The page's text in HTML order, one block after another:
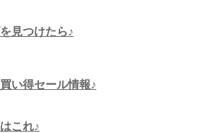
見つけたら♪
い得セール情報♪
これ♪